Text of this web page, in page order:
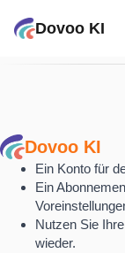
Dovoo KI
Dovoo KI
Ein Konto für
Ein
Nutzen Sie
wieder.